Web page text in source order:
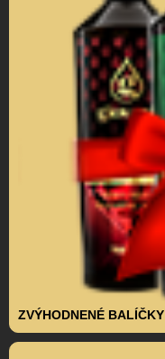
ZVÝHODNENÉ BALÍČKY